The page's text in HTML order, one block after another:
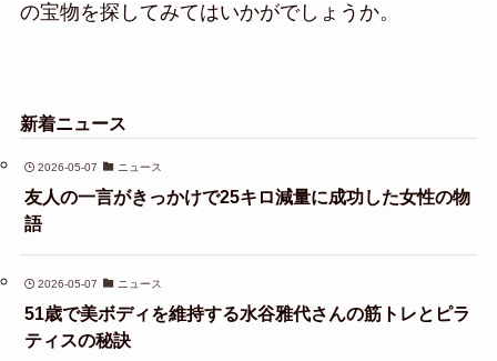
の宝物を探してみてはいかがでしょうか。
新着ニュース
2026-05-07 ニュース
友人の一言がきっかけで25キロ減量に成功した女性の物
語
2026-05-07 ニュース
51歳で美ボディを維持する水谷雅代さんの筋トレとピラ
ティスの秘訣